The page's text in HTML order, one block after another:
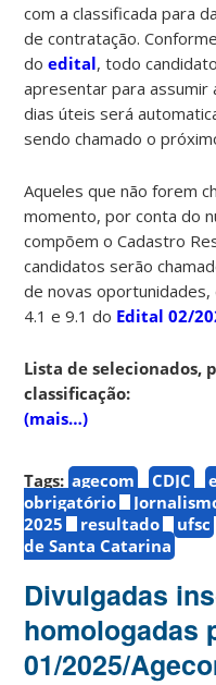
com a classificada para
de contratação.
doedital, todo
apresentar para assumir
dias úteis será
sendo chamado o
Aqueles que não forem
momento, por conta do
compõem o Cadastro
candidatos serão
de novas
4.1 e 9.1 do Edital 02/
Lista de selecionados,
classificação:
(mais…)
Tags: agecom CDJC
obrigatório
2025
resultado ufsc
de Santa Catarina
Divulgadas
homologadas
01/2025/